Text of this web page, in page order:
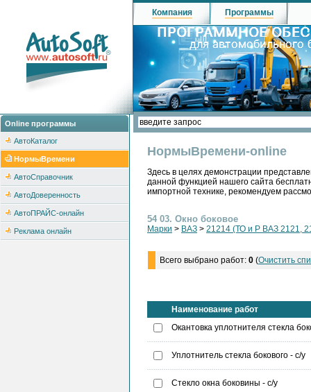
Online программы
АвтоКаталог
НормыВремени
АвтоСправочник
АвтоДоверенность
АвтоПРАЙС-онлайн
Реклама онлайн
Компания Программы
НормыВремени-online
Здесь в целях демонстрации
данной функцией нашего сайта
импортной технике, рекомендуем
54 03. Окно боковое
Марки > ВАЗ > 21214 (ТО и Р ВАЗ 2121,
Всего выбрано работ: 0 (Очистить
Наименование работ
Окантовка уплотнителя стекла
Уплотнитель стекла бокового - с/у
Стекло окна боковины - с/у